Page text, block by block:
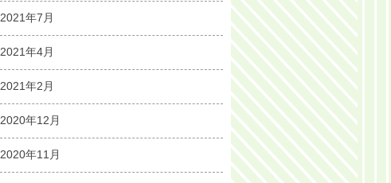
2021年7月
2021年4月
2021年2月
2020年12月
2020年11月